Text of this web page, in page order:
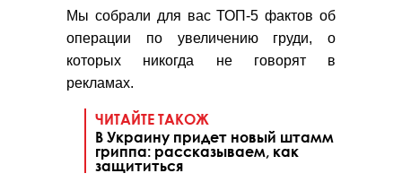
Мы собрали для вас ТОП-5 фактов об
операции по увеличению груди, о
которых никогда не говорят в
рекламах.
ЧИТАЙТЕ ТАКОЖ
В Украину придет новый штамм
гриппа: рассказываем, как
защититься